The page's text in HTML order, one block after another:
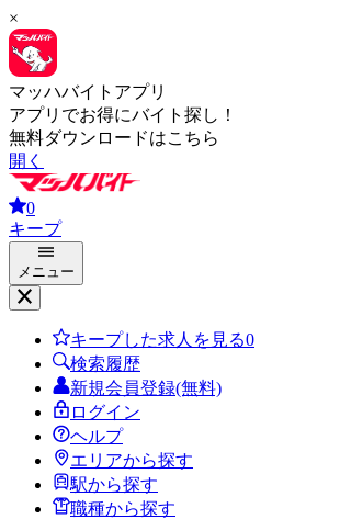
×
マッハバイトアプリ
アプリでお得にバイト探し！
無料ダウンロードはこちら
開く
0
キープ
メニュー
キープした求人を見る0
検索履歴
新規会員登録(無料)
ログイン
ヘルプ
エリアから探す
駅から探す
職種から探す